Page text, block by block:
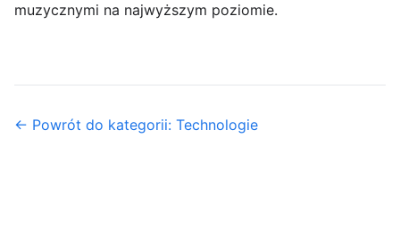
muzycznymi na najwyższym poziomie.
← Powrót do kategorii: Technologie